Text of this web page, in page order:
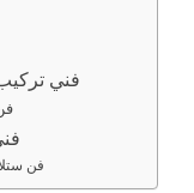
فني
فن